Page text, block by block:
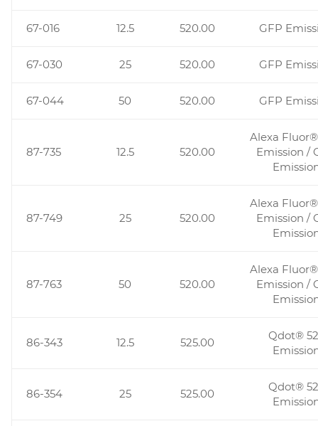
67-016 12.5 520.00 GFP
67-030 25 520.00 GFP
67-044 50 520.00 GFP
87-735 12.5 520.00
Alexa
Emission /
87-749 25 520.00
Alexa
Emission /
87-763 50 520.00
Alexa
Emission /
86-343 12.5 525.00
Qdot®
86-354 25 525.00
Qdot®